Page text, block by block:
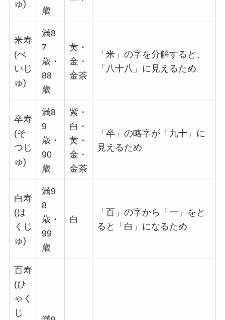
ゅ)
歳
米寿
(べ
いじ
ゅ)
満8
7
歳・
88
歳
黄・
金・
金茶
「米」の字を分解すると、
「八十八」に見えるため
卒寿
(そ
つじ
ゅ)
満8
9
歳・
90
歳
紫・
白・
黄・
金・
金茶
「卒」の略字が「九十」に
見えるため
白寿
(は
くじ
ゅ)
満9
8
歳・
99
歳
白
「百」の字から「一」をと
ると「白」になるため
百寿
(ひ
ゃく
じ